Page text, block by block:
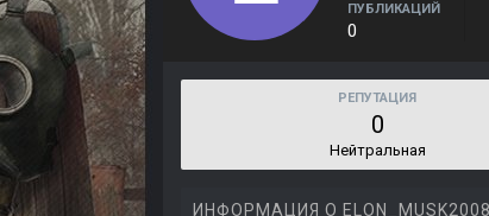
ПУБЛИКАЦИЙ
0
РЕПУТАЦИЯ
0
Нейтральная
ИНФОРМАЦИЯ О ELON_MUSK2008